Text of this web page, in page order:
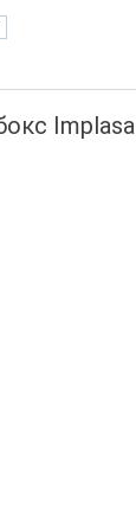
Implasa